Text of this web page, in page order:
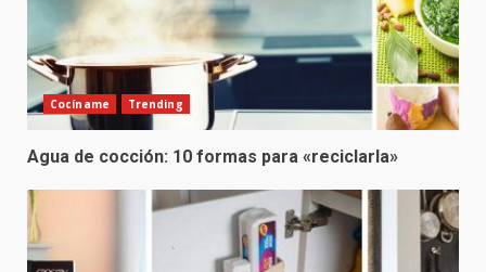
Cocíname Trending
Agua de cocción: 10 formas para «reciclarla»